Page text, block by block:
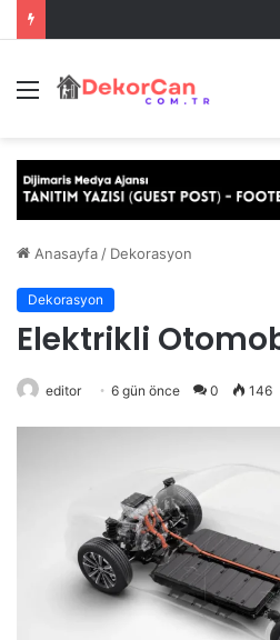
Menü
Anasayfa / Dekorasyon
Dekorasyon
Elektrikli
editor 6 gün önce 0 146